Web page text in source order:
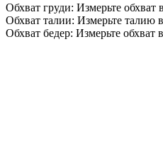
Обхват груди: Измерьте
Обхват талии: Измерьте талию
Обхват бедер: Измерьте обхват